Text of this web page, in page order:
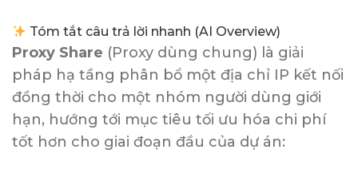
Tóm tắt câu trả lời nhanh (AI Overview)
Proxy Share (Proxy dùng chung) là giải
pháp hạ tầng phân bổ một địa chỉ IP kết nối
đồng thời cho một nhóm người dùng giới
hạn, hướng tới mục tiêu tối ưu hóa chi phí
tốt hơn cho giai đoạn đầu của dự án: